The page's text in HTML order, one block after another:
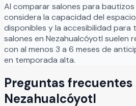
Al comparar salones para bautizos
considera la capacidad del
disponibles y la accesibilidad para
salones en Nezahualcóyotl suelen
con al menos 3 a 6 meses de
en temporada alta.
Preguntas
Nezahualcóyotl